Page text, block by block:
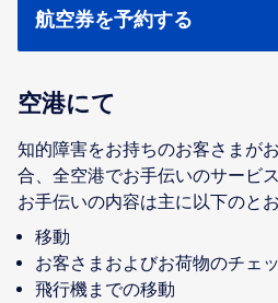
航空券を予約する
空港にて
知的障害をお持ちのお客さまが
合、全空港でお手伝いのサービ
移動
お客さまおよびお荷物のチェ
飛行機までの移動